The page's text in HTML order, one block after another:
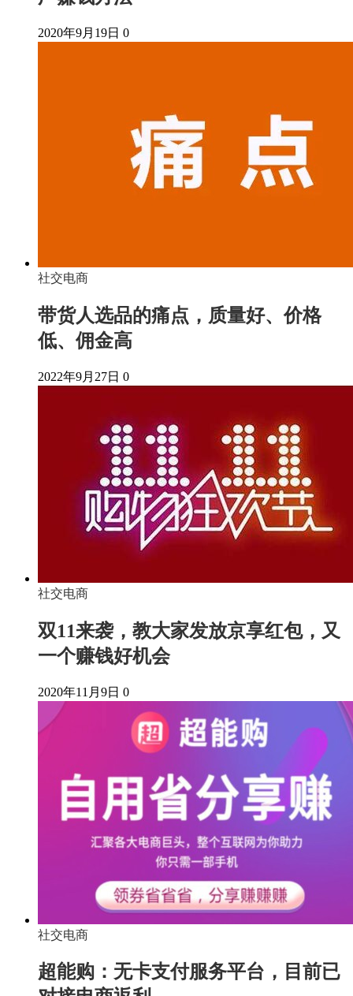
2020年9月19日 0
社交电商
带货人选品的痛点，质量好、价格
低、佣金高
2022年9月27日 0
社交电商
双11来袭，教大家发放京享红包，又
一个赚钱好机会
2020年11月9日 0
社交电商
超能购：无卡支付服务平台，目前已